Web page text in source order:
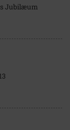
Jubilæum